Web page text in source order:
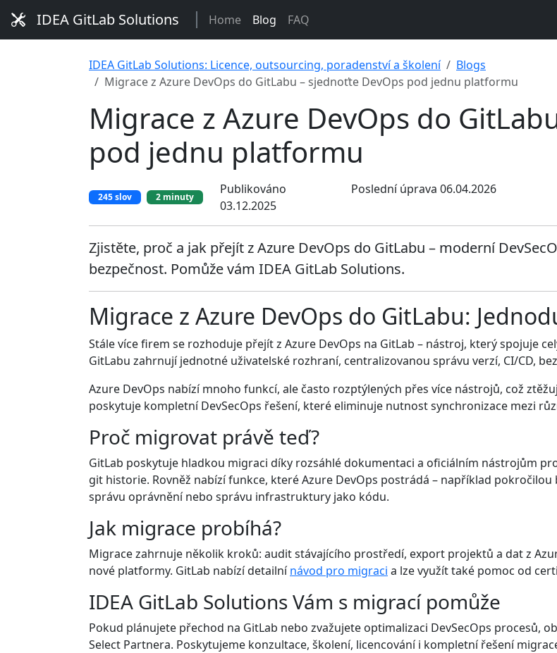
IDEA GitLab Solutions Home Blog FAQ
IDEA GitLab Solutions: Licence, outsourcing, poradenství a školení
Blogs
Migrace z Azure DevOps do GitLabu – sjednoťte DevOps pod jednu platformu
Migrace z Azure DevOps do
pod jednu platformu
245 slov 2 minuty
Publikováno
03.12.2025
Poslední úprava 06.04.2026
Zjistěte, proč a jak přejít z Azure DevOps do GitLabu – moderní
bezpečnost. Pomůže vám IDEA GitLab Solutions.
Migrace z Azure DevOps do GitLabu:
Stále více firem se rozhoduje přejít z Azure DevOps na GitLab – nástroj, který spojuje
GitLabu zahrnují jednotné uživatelské rozhraní, centralizovanou správu verzí, CI/CD,
Azure DevOps nabízí mnoho funkcí, ale často rozptýlených přes více nástrojů, což
poskytuje kompletní DevSecOps řešení, které eliminuje nutnost synchronizace mezi
Proč migrovat právě teď?
GitLab poskytuje hladkou migraci díky rozsáhlé dokumentaci a oficiálním nástrojům
git historie. Rovněž nabízí funkce, které Azure DevOps postrádá – například
správu oprávnění nebo správu infrastruktury jako kódu.
Jak migrace probíhá?
Migrace zahrnuje několik kroků: audit stávajícího prostředí, export projektů a dat z
nové platformy. GitLab nabízí detailnínávod pro migraci a lze využít také pomoc od
IDEA GitLab Solutions Vám s migrací pomůže
Pokud plánujete přechod na GitLab nebo zvažujete optimalizaci DevSecOps procesů,
Select Partnera. Poskytujeme konzultace, školení, licencování i kompletní řešení